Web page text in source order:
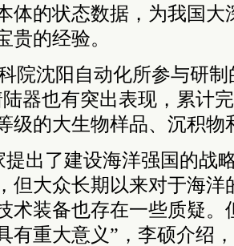
体的状态数据，为我国大
贵的经验。
院沈阳自动化所参与研制
器也有突出表现，累计
级的大生物样品、沉积物
提出了建设海洋强国的战
但大众长期以来对于海洋
术装备也存在一些质疑。
有重大意义”，李硕介绍